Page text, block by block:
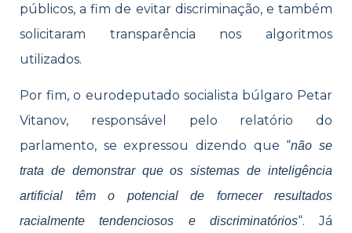
públicos, a fim de evitar discriminação, e também
solicitaram transparência nos algoritmos
utilizados.
Por fim, o eurodeputado socialista búlgaro Petar
Vitanov, responsável pelo relatório do
parlamento, se expressou dizendo que “não se
trata de demonstrar que os sistemas de inteligência
artificial têm o potencial de fornecer resultados
racialmente tendenciosos e discriminatórios“. Já